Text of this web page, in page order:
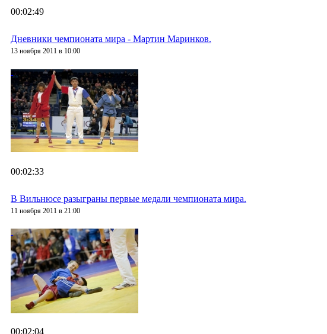
00:02:49
Дневники чемпионата мира - Мартин Маринков.
13 ноября 2011 в 10:00
00:02:33
В Вильнюсе разыграны первые медали чемпионата мира.
11 ноября 2011 в 21:00
00:02:04